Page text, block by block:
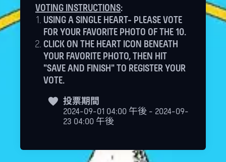
VOTING INSTRUCTIONS:
USING A SINGLE HEART- PLEASE VOTE
FOR YOUR FAVORITE PHOTO OF THE 10.
CLICK ON THE HEART ICON BENEATH
YOUR FAVORITE PHOTO, THEN HIT
"SAVE AND FINISH" TO REGISTER YOUR
VOTE.
投票期間
2024-09-01 04:00 午後 - 2024-09-
23 04:00 午後